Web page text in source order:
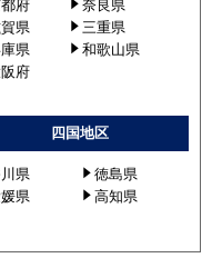
府
奈良県
県
三重県
県
和歌山県
府
四国地区
県
徳島県
県
高知県